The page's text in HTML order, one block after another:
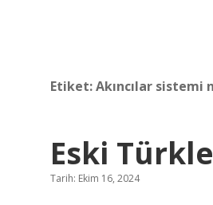
Etiket:Akıncılar sistemi
Eski
Tarih: Ekim 16, 2024